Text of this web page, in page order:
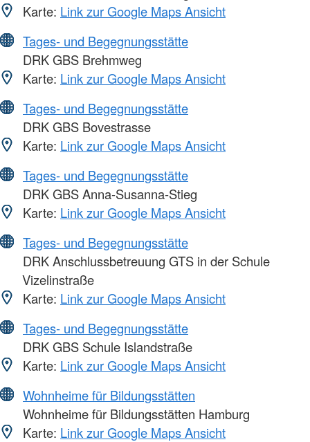
Karte: Link zur Google Maps Ansicht
Tages- und Begegnungsstätte
DRK GBS Brehmweg
Karte: Link zur Google Maps Ansicht
Tages- und Begegnungsstätte
DRK GBS Bovestrasse
Karte: Link zur Google Maps Ansicht
Tages- und Begegnungsstätte
DRK GBS Anna-Susanna-Stieg
Karte: Link zur Google Maps Ansicht
Tages- und Begegnungsstätte
DRK Anschlussbetreuung GTS in der Schule
Vizelinstraße
Karte: Link zur Google Maps Ansicht
Tages- und Begegnungsstätte
DRK GBS Schule Islandstraße
Karte: Link zur Google Maps Ansicht
Wohnheime für Bildungsstätten
Wohnheime für Bildungsstätten Hamburg
Karte: Link zur Google Maps Ansicht